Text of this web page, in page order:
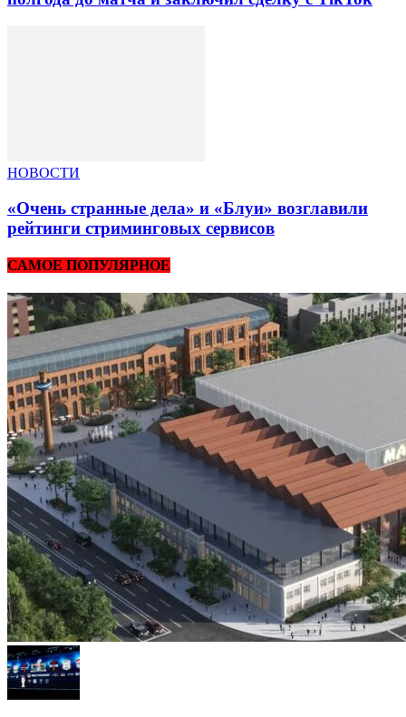
НОВОСТИ
«Очень странные дела» и «Блуи» возглавили
рейтинги стриминговых сервисов
САМОЕ ПОПУЛЯРНОЕ